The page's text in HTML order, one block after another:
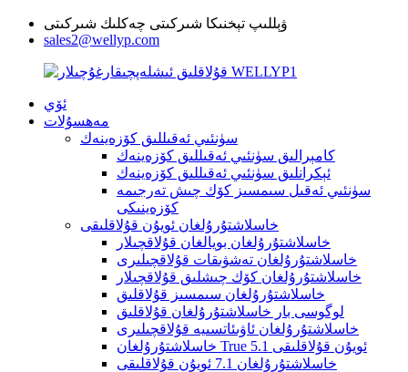
ۋېللىپ تېخنىكا شىركىتى چەكلىك شىركىتى
sales2@wellyp.com
ئۆي
مەھسۇلات
سۈنئىي ئەقىللىق كۆزەينەك
كامېرالىق سۈنئىي ئەقىللىق كۆزەينەك
ئېكرانلىق سۈنئىي ئەقىللىق كۆزەينەك
سۈنئىي ئەقىل سىمسىز كۆك چىش تەرجىمە
كۆزەينىكى
خاسلاشتۇرۇلغان ئويۇن قۇلاقلىقى
خاسلاشتۇرۇلغان بويالغان قۇلاقچىلار
خاسلاشتۇرۇلغان تەشۋىقات قۇلاقچىلىرى
خاسلاشتۇرۇلغان كۆك چىشلىق قۇلاقچىلار
خاسلاشتۇرۇلغان سىمسىز قۇلاقلىق
لوگوسى بار خاسلاشتۇرۇلغان قۇلاقلىق
خاسلاشتۇرۇلغان ئاۋىئاتسىيە قۇلاقچىلىرى
خاسلاشتۇرۇلغان True 5.1 ئويۇن قۇلاقلىقى
خاسلاشتۇرۇلغان 7.1 ئويۇن قۇلاقلىقى